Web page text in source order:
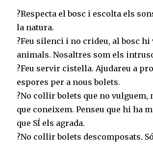
?Respecta el bosc i escolta els
la natura.⠀
?Feu silenci i no crideu, al bosc
animals. Nosaltres som els
?Feu servir cistella. Ajudareu a
espores per a nous bolets.⠀
?No collir bolets que no vulguem,
que coneixem. Penseu que hi ha
que SÍ els agrada.⠀
?No collir bolets descomposats.